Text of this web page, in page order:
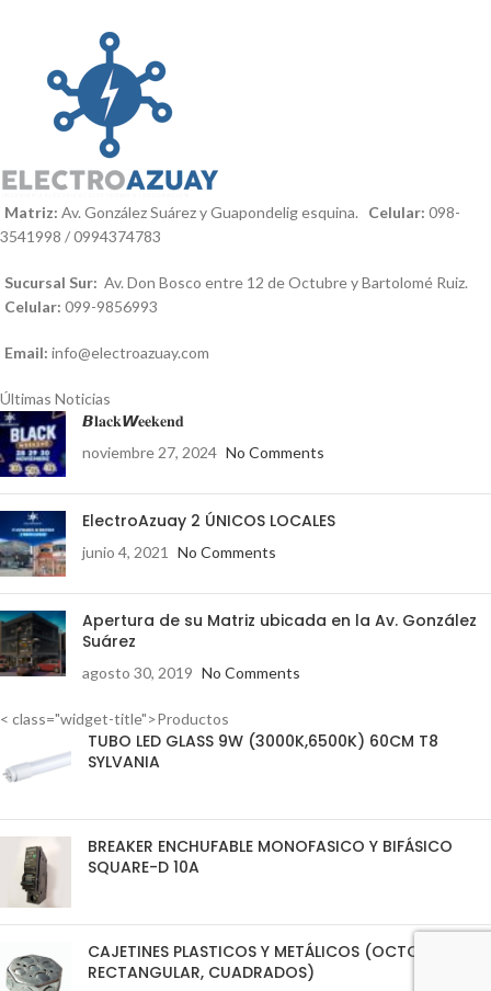
Matriz: Av. González Suárez y Guapondelig esquina. Celular: 098-
3541998 / 0994374783
Sucursal Sur: Av. Don Bosco entre 12 de Octubre y Bartolomé Ruiz.
Celular: 099-9856993
Email: info@electroazuay.com
Últimas Noticias
𝘽𝐥𝐚𝐜𝐤𝙒𝐞𝐞𝐤𝐞𝐧𝐝
noviembre 27, 2024 No Comments
ElectroAzuay 2 ÚNICOS LOCALES
junio 4, 2021 No Comments
Apertura de su Matriz ubicada en la Av. González
Suárez
agosto 30, 2019 No Comments
< class="widget-title">Productos
TUBO LED GLASS 9W (3000K,6500K) 60CM T8
SYLVANIA
BREAKER ENCHUFABLE MONOFASICO Y BIFÁSICO
SQUARE-D 10A
CAJETINES PLASTICOS Y METÁLICOS (OCTOGONAL,
RECTANGULAR, CUADRADOS)